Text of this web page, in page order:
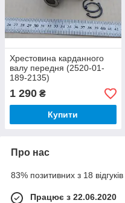
Хрестовина карданного
валу передня (2520-01-
189-2135)
1 290 ₴
Купити
Про нас
83% позитивних з 18 відгуків
Працює з 22.06.2020